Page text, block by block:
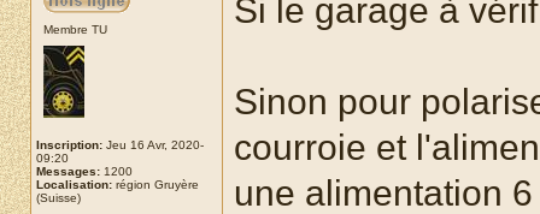
Membre TU
Inscription: Jeu 16 Avr, 2020-
09:20
Messages: 1200
Localisation: région Gruyère
(Suisse)
Si le garage à
Sinon pour
courroie et
une alimentation